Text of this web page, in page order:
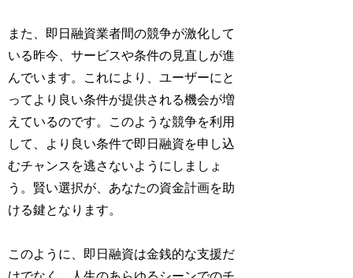
また、即日融資業者間の競争が激化して
いる昨今、サービスや条件の見直しが進
んでいます。これにより、ユーザーにと
ってより良い条件が提供される機会が増
えているのです。このような競争を利用
して、より良い条件で即日融資を申し込
むチャンスを逃さないようにしましょ
う。賢い選択が、あなたの資金計画を助
ける鍵となります。
このように、即日融資は金銭的な支援だ